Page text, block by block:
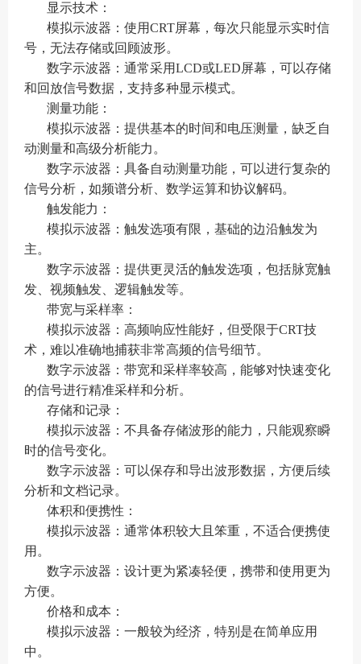
显示技术：
模拟示波器：使用CRT屏幕，每次只能显示实时信
号，无法存储或回顾波形。
数字示波器：通常采用LCD或LED屏幕，可以存储
和回放信号数据，支持多种显示模式。
测量功能：
模拟示波器：提供基本的时间和电压测量，缺乏自
动测量和高级分析能力。
数字示波器：具备自动测量功能，可以进行复杂的
信号分析，如频谱分析、数学运算和协议解码。
触发能力：
模拟示波器：触发选项有限，基础的边沿触发为
主。
数字示波器：提供更灵活的触发选项，包括脉宽触
发、视频触发、逻辑触发等。
带宽与采样率：
模拟示波器：高频响应性能好，但受限于CRT技
术，难以准确地捕获非常高频的信号细节。
数字示波器：带宽和采样率较高，能够对快速变化
的信号进行精准采样和分析。
存储和记录：
模拟示波器：不具备存储波形的能力，只能观察瞬
时的信号变化。
数字示波器：可以保存和导出波形数据，方便后续
分析和文档记录。
体积和便携性：
模拟示波器：通常体积较大且笨重，不适合便携使
用。
数字示波器：设计更为紧凑轻便，携带和使用更为
方便。
价格和成本：
模拟示波器：一般较为经济，特别是在简单应用
中。